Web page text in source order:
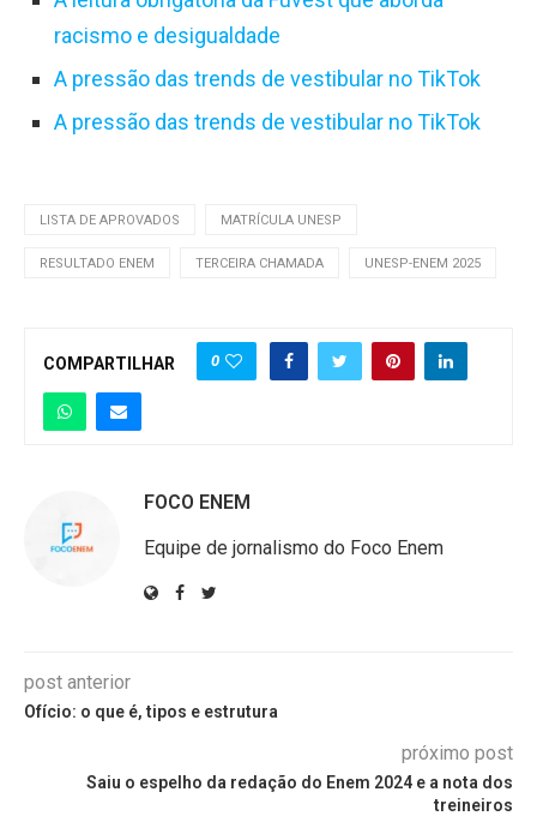
racismo e desigualdade
A pressão das trends de vestibular no TikTok
A pressão das trends de vestibular no TikTok
LISTA DE APROVADOS MATRÍCULA UNESP
RESULTADO ENEM TERCEIRA CHAMADA UNESP-ENEM 2025
COMPARTILHAR 0
FOCO ENEM
Equipe de jornalismo do Foco Enem
post anterior
Ofício: o que é, tipos e estrutura
próximo post
Saiu o espelho da redação do Enem 2024 e a nota dos
treineiros